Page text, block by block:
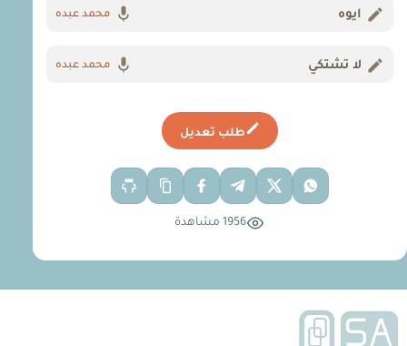
ايوه محمد عبده
لا تشتكي محمد عبده
طلب تعديل
1956 مشاهدة